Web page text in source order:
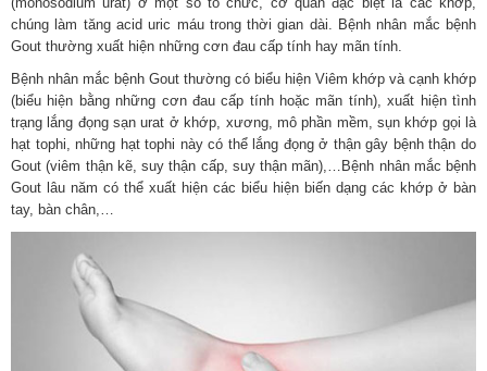
chúng làm tăng acid uric máu trong thời gian dài. Bệnh nhân mắc bệnh
Gout thường xuất hiện những cơn đau cấp tính hay mãn tính.
Bệnh nhân mắc bệnh Gout thường có biểu hiện Viêm khớp và cạnh khớp
(biểu hiện bằng những cơn đau cấp tính hoặc mãn tính), xuất hiện tình
trạng lắng đọng sạn urat ở khớp, xương, mô phần mềm, sụn khớp gọi là
hạt tophi, những hạt tophi này có thể lắng đọng ở thận gây bệnh thận do
Gout (viêm thận kẽ, suy thận cấp, suy thận mãn),…Bệnh nhân mắc bệnh
Gout lâu năm có thể xuất hiện các biểu hiện biến dạng các khớp ở bàn
tay, bàn chân,…